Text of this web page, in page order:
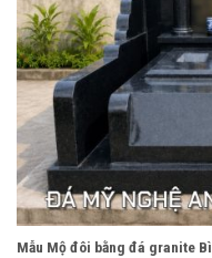
Mẫu Mộ đôi bằng đá granite